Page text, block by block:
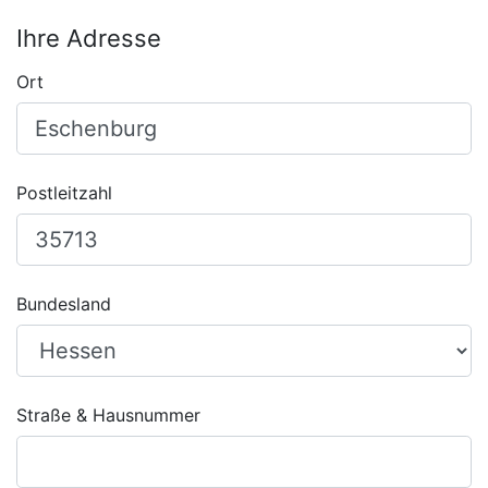
Ihre Adresse
Ort
Postleitzahl
Bundesland
Straße & Hausnummer